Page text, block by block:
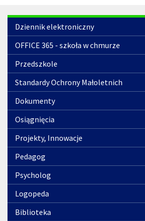
Menu
Dziennik elektroniczny
OFFICE 365 - szkoła w chmurze
Przedszkole
Standardy Ochrony Małoletnich
Dokumenty
Osiągnięcia
Projekty, Innowacje
Pedagog
Psycholog
Logopeda
Biblioteka